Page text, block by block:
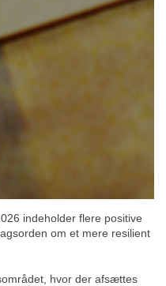
indeholder flere positive
om et mere resilient
hvor der afsættes